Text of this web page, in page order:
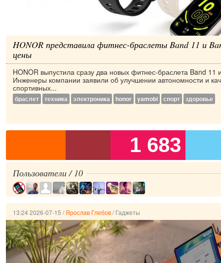
HONOR представила фитнес-браслеты Band 11 и
цены
HONOR выпустила сразу два новых фитнес-браслета Band 11
Инженеры компании заявили об улучшении автономности и
спортивных...
браслет техника электроника honor yamobi спорт здоровье
1 683
Пользователи / 10
13:24 2026-07-15 /Ярослав Глебов/Гаджеты